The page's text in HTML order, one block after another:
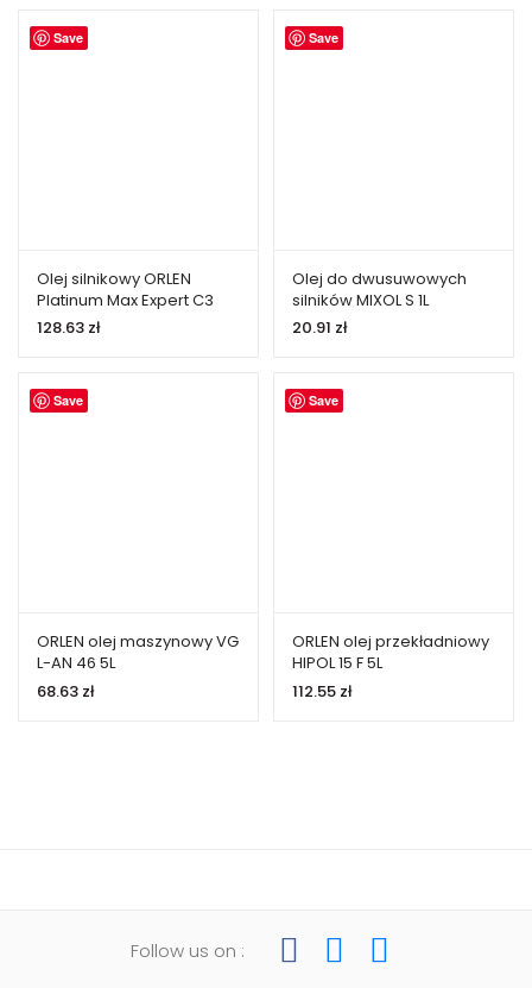
Save
Olej silnikowy ORLEN
Platinum Max Expert C3
5W-40 4L
128.63 zł
Save
Olej do dwusuwowych
silników MIXOL S 1L
20.91 zł
Save
ORLEN olej maszynowy VG
L-AN 46 5L
68.63 zł
Save
ORLEN olej przekładniowy
HIPOL 15 F 5L
112.55 zł
Follow us on :